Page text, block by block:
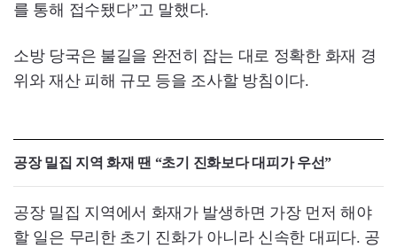
를 통해 접수됐다”고 말했다.
소방 당국은 불길을 완전히 잡는 대로 정확한 화재 경
위와 재산 피해 규모 등을 조사할 방침이다.
공장 밀집 지역 화재 땐 “초기 진화보다 대피가 우선”
공장 밀집 지역에서 화재가 발생하면 가장 먼저 해야
할 일은 무리한 초기 진화가 아니라 신속한 대피다. 공